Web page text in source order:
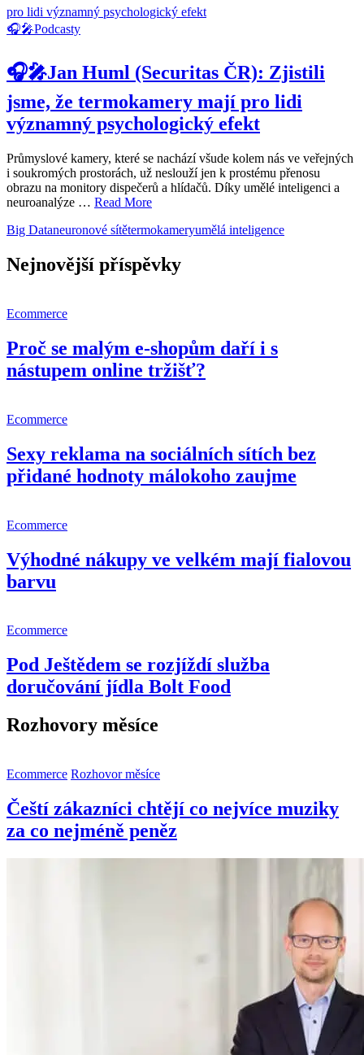
🎧🎤Podcasty
🎧🎤Jan Huml (Securitas ČR): Zjistili
jsme, že termokamery mají pro lidi
významný psychologický efekt
Průmyslové kamery, které se nachází všude kolem nás ve veřejných
i soukromých prostorách, už neslouží jen k prostému přenosu
obrazu na monitory dispečerů a hlídačů. Díky umělé inteligenci a
neuroanalýze … Read More
Big Dataneuronové sítětermokameryumělá inteligence
Nejnovější příspěvky
Ecommerce
Proč se malým e-shopům daří i s
nástupem online tržišť?
Ecommerce
Sexy reklama na sociálních sítích bez
přidané hodnoty málokoho zaujme
Ecommerce
Výhodné nákupy ve velkém mají fialovou
barvu
Ecommerce
Pod Ještědem se rozjíždí služba
doručování jídla Bolt Food
Rozhovory měsíce
Ecommerce Rozhovor měsíce
Čeští zákazníci chtějí co nejvíce muziky
za co nejméně peněz